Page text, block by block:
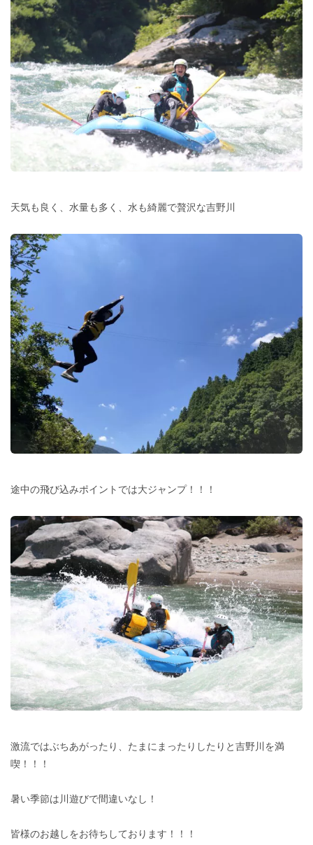
天気も良く、水量も多く、水も綺麗で贅沢な吉野川
途中の飛び込みポイントでは大ジャンプ！！！
激流ではぶちあがったり、たまにまったりしたりと吉野川を満
喫！！！
暑い季節は川遊びで間違いなし！
皆様のお越しをお待ちしております！！！